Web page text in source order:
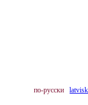
по-русски